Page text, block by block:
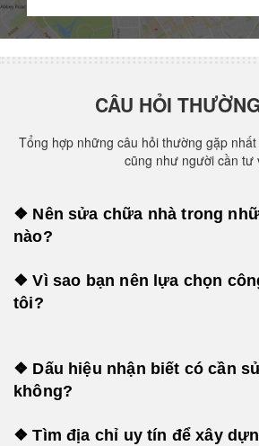
CÂU HỎI
Tổng hợp những câu hỏi thường gặp
cũng như người cần tư
❖ Nên sửa chữa nhà trong
nào?
❖ Vì sao bạn nên lựa chọn
tôi?
❖ Dấu hiệu nhận biết có cần
không?
❖ Tìm địa chỉ uy tín để xây